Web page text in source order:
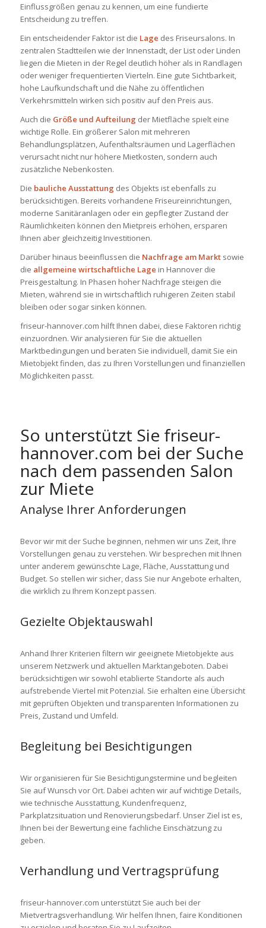
Einflussgrößen genau zu kennen, um eine fundierte
Entscheidung zu treffen.
Ein entscheidender Faktor ist die Lage des Friseursalons. In
zentralen Stadtteilen wie der Innenstadt, der List oder Linden
liegen die Mieten in der Regel deutlich höher als in Randlagen
oder weniger frequentierten Vierteln. Eine gute Sichtbarkeit,
hohe Laufkundschaft und die Nähe zu öffentlichen
Verkehrsmitteln wirken sich positiv auf den Preis aus.
Auch die Größe und Aufteilung der Mietfläche spielt eine
wichtige Rolle. Ein größerer Salon mit mehreren
Behandlungsplätzen, Aufenthaltsräumen und Lagerflächen
verursacht nicht nur höhere Mietkosten, sondern auch
zusätzliche Nebenkosten.
Die bauliche Ausstattung des Objekts ist ebenfalls zu
berücksichtigen. Bereits vorhandene Friseureinrichtungen,
moderne Sanitäranlagen oder ein gepflegter Zustand der
Räumlichkeiten können den Mietpreis erhöhen, ersparen
Ihnen aber gleichzeitig Investitionen.
Darüber hinaus beeinflussen die Nachfrage am Marktsowie
die allgemeine wirtschaftliche Lage in Hannover die
Preisgestaltung. In Phasen hoher Nachfrage steigen die
Mieten, während sie in wirtschaftlich ruhigeren Zeiten stabil
bleiben oder sogar sinken können.
friseur-hannover.com hilft Ihnen dabei, diese Faktoren richtig
einzuordnen. Wir analysieren für Sie die aktuellen
Marktbedingungen und beraten Sie individuell, damit Sie ein
Mietobjekt finden, das zu Ihren Vorstellungen und finanziellen
Möglichkeiten passt.
So unterstützt Sie friseur-
hannover.com bei der Suche
nach dem passenden Salon
zur Miete
Analyse Ihrer Anforderungen
Bevor wir mit der Suche beginnen, nehmen wir uns Zeit, Ihre
Vorstellungen genau zu verstehen. Wir besprechen mit Ihnen
unter anderem gewünschte Lage, Fläche, Ausstattung und
Budget. So stellen wir sicher, dass Sie nur Angebote erhalten,
die wirklich zu Ihrem Konzept passen.
Gezielte Objektauswahl
Anhand Ihrer Kriterien filtern wir geeignete Mietobjekte aus
unserem Netzwerk und aktuellen Marktangeboten. Dabei
berücksichtigen wir sowohl etablierte Standorte als auch
aufstrebende Viertel mit Potenzial. Sie erhalten eine Übersicht
mit geprüften Objekten und transparenten Informationen zu
Preis, Zustand und Umfeld.
Begleitung bei Besichtigungen
Wir organisieren für Sie Besichtigungstermine und begleiten
Sie auf Wunsch vor Ort. Dabei achten wir auf wichtige Details,
wie technische Ausstattung, Kundenfrequenz,
Parkplatzsituation und Renovierungsbedarf. Unser Ziel ist es,
Ihnen bei der Bewertung eine fachliche Einschätzung zu
geben.
Verhandlung und Vertragsprüfung
friseur-hannover.com unterstützt Sie auch bei der
Mietvertragsverhandlung. Wir helfen Ihnen, faire Konditionen